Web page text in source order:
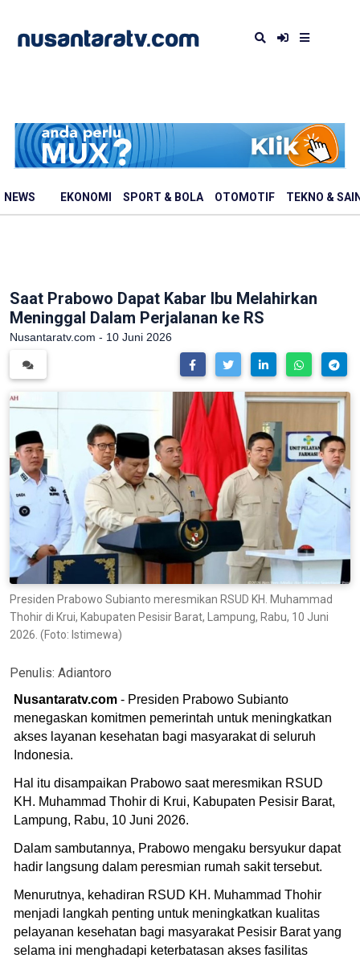
NEWS EKONOMI SPORT & BOLA OTOMOTIF TEKNO &
Saat Prabowo Dapat Kabar Ibu Melahirkan
Meninggal Dalam Perjalanan ke RS
Nusantaratv.com - 10 Juni 2026
Presiden Prabowo Subianto meresmikan RSUD KH. Muhammad
Thohir di Krui, Kabupaten Pesisir Barat, Lampung, Rabu, 10 Juni
2026. (Foto: Istimewa)
Penulis: Adiantoro
Nusantaratv.com - Presiden Prabowo Subianto
menegaskan komitmen pemerintah untuk meningkatkan
akses layanan kesehatan bagi masyarakat di seluruh
Indonesia.
Hal itu disampaikan Prabowo saat meresmikan RSUD
KH. Muhammad Thohir di Krui, Kabupaten Pesisir Barat,
Lampung, Rabu, 10 Juni 2026.
Dalam sambutannya, Prabowo mengaku bersyukur dapat
hadir langsung dalam peresmian rumah sakit tersebut.
Menurutnya, kehadiran RSUD KH. Muhammad Thohir
menjadi langkah penting untuk meningkatkan kualitas
pelayanan kesehatan bagi masyarakat Pesisir Barat yang
selama ini menghadapi keterbatasan akses fasilitas